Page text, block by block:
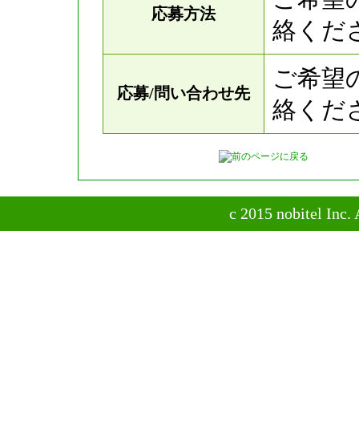
応募方法
絡くだ
応募/問い合わせ先
ご希望
絡くだ
c 2015 nobitel Inc.